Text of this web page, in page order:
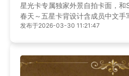
星光卡专属独家外景自拍卡面，
春天～五星卡背设计含成员中文手
换【碎卡限定·单人拍立得】，定
本的粉丝想访问QQ音乐却发现自
发布于2026-03-30 11:21:47